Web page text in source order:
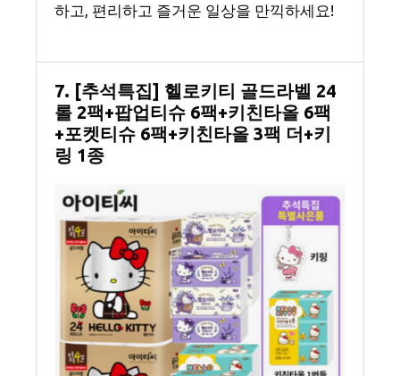
하고, 편리하고 즐거운 일상을 만끽하세요!
7. [추석특집] 헬로키티 골드라벨 24
롤 2팩+팝업티슈 6팩+키친타올 6팩
+포켓티슈 6팩+키친타올 3팩 더+키
링 1종